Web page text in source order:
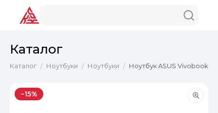
Каталог
Каталог / Ноутбуки / Ноутбуки / Ноутбук ASUS Vivobook
−15%